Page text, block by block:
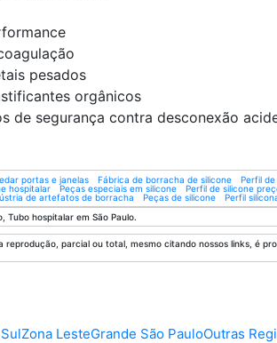
pesados
orgânicos
de segurança contra desconexão
portas e janelas Fábrica de borracha de silicone Perfil
hospitalar Peças especiais em silicone Perfil de silicone
de artefatos de borracha Peças de silicone Perfil
Tubo hospitalar em São Paulo.
parcial ou total, mesmo citando nossos links, é
Zona LesteGrande São PauloOutras